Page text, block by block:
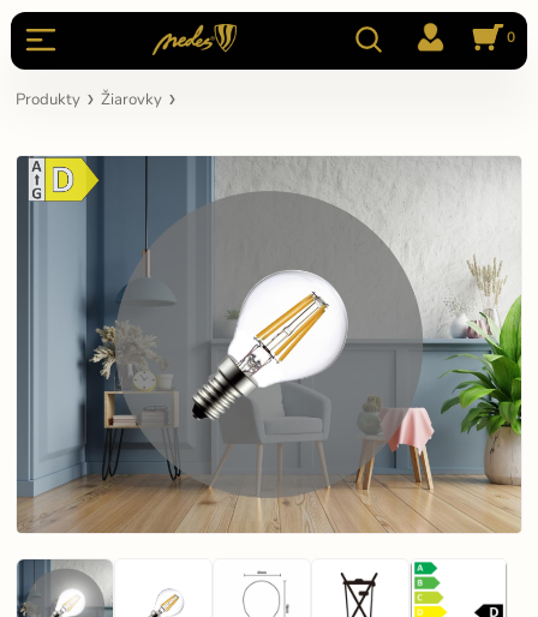
0
Produkty Žiarovky